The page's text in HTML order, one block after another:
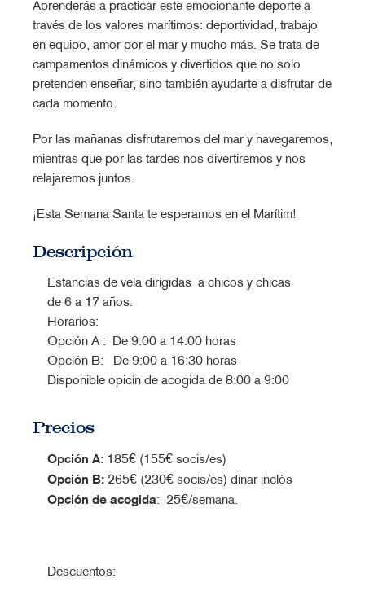
Aprenderás a practicar este emocionante deporte a
través de los valores marítimos: deportividad, trabajo
en equipo, amor por el mar y mucho más. Se trata de
campamentos dinámicos y divertidos que no solo
pretenden enseñar, sino también ayudarte a disfrutar de
cada momento.
Por las mañanas disfrutaremos del mar y navegaremos,
mientras que por las tardes nos divertiremos y nos
relajaremos juntos.
¡Esta Semana Santa te esperamos en el Marítim!
Descripción
Estancias de vela dirigidas a chicos y chicas
de 6 a 17 años.
Horarios:
Opción A : De 9:00 a 14:00 horas
Opción B: De 9:00 a 16:30 horas
Disponible opicín de acogida de 8:00 a 9:00
Precios
Opción A: 185€ (155€ socis/es)
Opción B: 265€ (230€ socis/es) dinar inclòs
Opción de acogida: 25€/semana.
Descuentos: